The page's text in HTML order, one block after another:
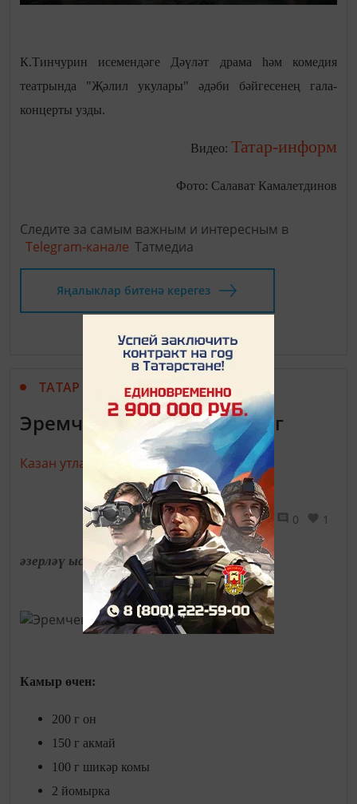
К.Тинчурин исемендәге Дәүләт драма һәм комедия
театрында "Җәлил укулары" әдәби бәйгесенең гала-
концерты узды.
Видео: Татар-информ
Фото: Салават Камалетдинов
Следите за самым важным и интересным в
Telegram-канале Татмедиа
Яңалыклар битенә керегез
ТАТАР ХАЛЫК АШЛАРЫ
Эремчекле-җиләкле пирог
Казан утлары, 18 февраль 2019 - 11:00
2764 0 1
әзерләү ысулы
Камыр өчен:
200 г он
150 г акмай
100 г шикәр комы
2 йомырка